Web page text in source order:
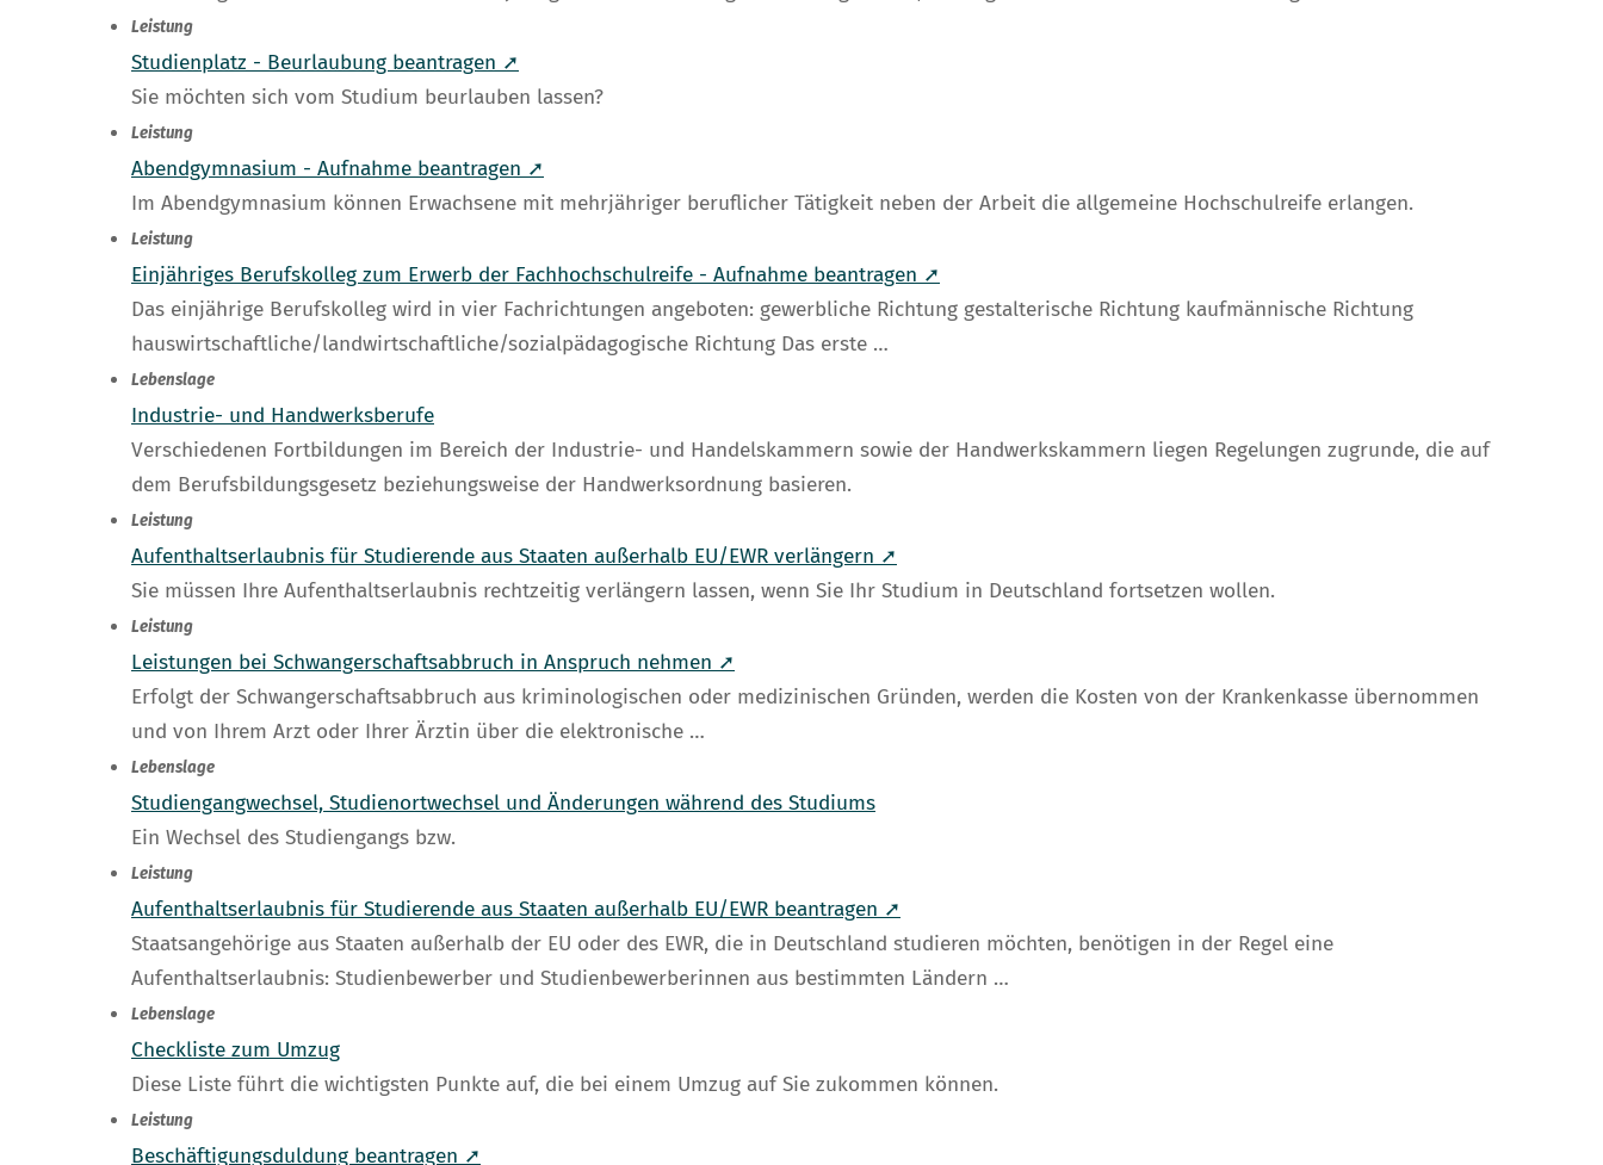
Leistung
Studienplatz - Beurlaubung beantragen ➚
Sie möchten sich vom Studium beurlauben lassen?
Leistung
Abendgymnasium - Aufnahme beantragen ➚
Im Abendgymnasium können Erwachsene mit mehrjähriger beruflicher Tätigkeit neben der Arbeit die allgemeine Hochschulreife erlangen.
Leistung
Einjähriges Berufskolleg zum Erwerb der Fachhochschulreife - Aufnahme beantragen ➚
Das einjährige Berufskolleg wird in vier Fachrichtungen angeboten: gewerbliche Richtung gestalterische Richtung kaufmännische Richtung
hauswirtschaftliche/landwirtschaftliche/sozialpädagogische Richtung Das erste …
Lebenslage
Industrie- und Handwerksberufe
Verschiedenen Fortbildungen im Bereich der Industrie- und Handelskammern sowie der Handwerkskammern liegen Regelungen zugrunde, die auf
dem Berufsbildungsgesetz beziehungsweise der Handwerksordnung basieren.
Leistung
Aufenthaltserlaubnis für Studierende aus Staaten außerhalb EU/EWR verlängern ➚
Sie müssen Ihre Aufenthaltserlaubnis rechtzeitig verlängern lassen, wenn Sie Ihr Studium in Deutschland fortsetzen wollen.
Leistung
Leistungen bei Schwangerschaftsabbruch in Anspruch nehmen ➚
Erfolgt der Schwangerschaftsabbruch aus kriminologischen oder medizinischen Gründen, werden die Kosten von der Krankenkasse übernommen
und von Ihrem Arzt oder Ihrer Ärztin über die elektronische …
Lebenslage
Studiengangwechsel, Studienortwechsel und Änderungen während des Studiums
Ein Wechsel des Studiengangs bzw.
Leistung
Aufenthaltserlaubnis für Studierende aus Staaten außerhalb EU/EWR beantragen ➚
Staatsangehörige aus Staaten außerhalb der EU oder des EWR, die in Deutschland studieren möchten, benötigen in der Regel eine
Aufenthaltserlaubnis: Studienbewerber und Studienbewerberinnen aus bestimmten Ländern …
Lebenslage
Checkliste zum Umzug
Diese Liste führt die wichtigsten Punkte auf, die bei einem Umzug auf Sie zukommen können.
Leistung
Beschäftigungsduldung beantragen ➚